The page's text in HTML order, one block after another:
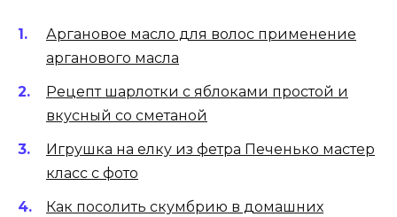
Аргановое масло для волос применение
арганового масла
Рецепт шарлотки с яблоками простой и
вкусный со сметаной
Игрушка на елку из фетра Печенько мастер
класс с фото
Как посолить скумбрию в домашних